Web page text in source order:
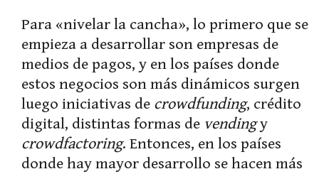
Para «nivelar la cancha», lo primero que se
empieza a desarrollar son empresas de
medios de pagos, y en los países donde
estos negocios son más dinámicos surgen
luego iniciativas de crowdfunding, crédito
digital, distintas formas de vendingy
crowdfactoring. Entonces, en los países
donde hay mayor desarrollo se hacen más